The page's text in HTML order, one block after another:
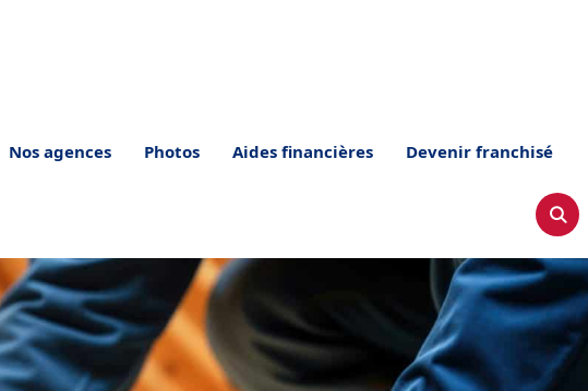
Nos agences Photos Aides financières Devenir franchisé